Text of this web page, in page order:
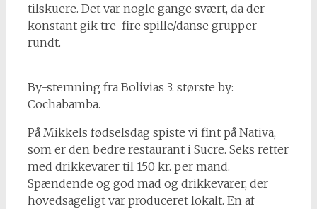
tilskuere. Det var nogle gange svært, da der
konstant gik tre-fire spille/danse grupper
rundt.
By-stemning fra Bolivias 3. største by:
Cochabamba.
På Mikkels fødselsdag spiste vi fint på Nativa,
som er den bedre restaurant i Sucre. Seks retter
med drikkevarer til 150 kr. per mand.
Spændende og god mad og drikkevarer, der
hovedsageligt var produceret lokalt. En af